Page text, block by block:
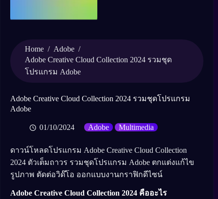
Home / Adobe /
Adobe Creative Cloud Collection 2024 รวมชุด
โปรแกรม Adobe
Adobe Creative Cloud Collection 2024 รวมชุดโปรแกรม
Adobe
01/10/2024 Adobe Multimedia
ดาวน์โหลดโปรแกรม Adobe Creative Cloud Collection
2024 ตัวเต็มถาวร รวมชุดโปรแกรม Adobe ตกแต่งแก้ไข
รูปภาพ ตัดต่อวิด๊โอ ออกแบบงานกราฟิกดีไซน์
Adobe Creative Cloud Collection 2024 คืออะไร